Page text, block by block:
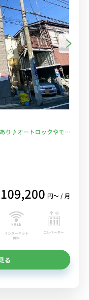
り♪オートロックやモニ
安レンタル中！
109,200 円〜 / 月
インターネット
無料
エレベーター
る